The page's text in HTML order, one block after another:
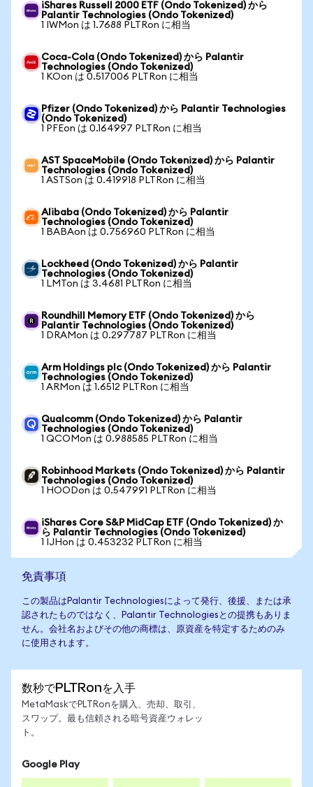
iShares Russell 2000 ETF (Ondo Tokenized) から
Palantir Technologies (Ondo Tokenized)
1 IWMon は 1.7688 PLTRon に相当
Coca-Cola (Ondo Tokenized) から Palantir
Technologies (Ondo Tokenized)
1 KOon は 0.517006 PLTRon に相当
Pfizer (Ondo Tokenized) から Palantir Technologies
(Ondo Tokenized)
1 PFEon は 0.164997 PLTRon に相当
AST SpaceMobile (Ondo Tokenized) から Palantir
Technologies (Ondo Tokenized)
1 ASTSon は 0.419918 PLTRon に相当
Alibaba (Ondo Tokenized) から Palantir
Technologies (Ondo Tokenized)
1 BABAon は 0.756960 PLTRon に相当
Lockheed (Ondo Tokenized) から Palantir
Technologies (Ondo Tokenized)
1 LMTon は 3.4681 PLTRon に相当
Roundhill Memory ETF (Ondo Tokenized) から
Palantir Technologies (Ondo Tokenized)
1 DRAMon は 0.297787 PLTRon に相当
Arm Holdings plc (Ondo Tokenized) から Palantir
Technologies (Ondo Tokenized)
1 ARMon は 1.6512 PLTRon に相当
Qualcomm (Ondo Tokenized) から Palantir
Technologies (Ondo Tokenized)
1 QCOMon は 0.988585 PLTRon に相当
Robinhood Markets (Ondo Tokenized) から Palantir
Technologies (Ondo Tokenized)
1 HOODon は 0.547991 PLTRon に相当
iShares Core S&P MidCap ETF (Ondo Tokenized) か
ら Palantir Technologies (Ondo Tokenized)
1 IJHon は 0.453232 PLTRon に相当
免責事項
この製品はPalantir Technologiesによって発行、後援、または承
認されたものではなく、Palantir Technologiesとの提携もありま
せん。会社名およびその他の商標は、原資産を特定するためのみ
に使用されます。
数秒でPLTRonを入手
MetaMaskでPLTRonを購入、売却、取引、
スワップ。最も信頼される暗号資産ウォレッ
ト。
Google Play